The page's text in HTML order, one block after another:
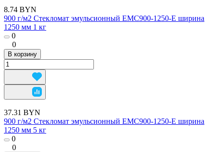
8.74 BYN
900 г/м2 Стекломат эмульсионный EMC900-1250-E ширина
1250 мм 1 кг
0
0
В корзину
37.31 BYN
900 г/м2 Стекломат эмульсионный EMC900-1250-E ширина
1250 мм 5 кг
0
0